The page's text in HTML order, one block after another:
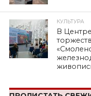
КУЛЬТУРА
В